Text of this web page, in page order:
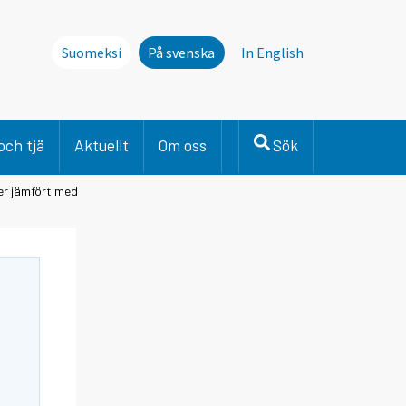
Suomeksi På svenska In English
tjä Aktuellt Om oss Sök
jämfört med